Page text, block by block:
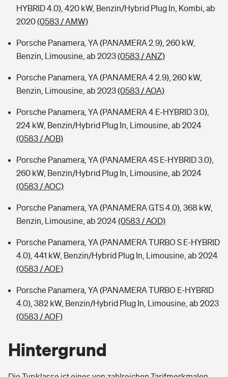
HYBRID 4.0), 420 kW, Benzin/Hybrid Plug In, Kombi, ab
2020(0583 / AMW)
Porsche Panamera, YA (PANAMERA 2.9), 260 kW,
Benzin, Limousine, ab 2023(0583 / ANZ)
Porsche Panamera, YA (PANAMERA 4 2.9), 260 kW,
Benzin, Limousine, ab 2023(0583 / AOA)
Porsche Panamera, YA (PANAMERA 4 E-HYBRID 3.0),
224 kW, Benzin/Hybrid Plug In, Limousine, ab 2024
(0583 / AOB)
Porsche Panamera, YA (PANAMERA 4S E-HYBRID 3.0),
260 kW, Benzin/Hybrid Plug In, Limousine, ab 2024
(0583 / AOC)
Porsche Panamera, YA (PANAMERA GTS 4.0), 368 kW,
Benzin, Limousine, ab 2024(0583 / AOD)
Porsche Panamera, YA (PANAMERA TURBO S E-HYBRID
4.0), 441 kW, Benzin/Hybrid Plug In, Limousine, ab 2024
(0583 / AOE)
Porsche Panamera, YA (PANAMERA TURBO E-HYBRID
4.0), 382 kW, Benzin/Hybrid Plug In, Limousine, ab 2023
(0583 / AOF)
Hintergrund